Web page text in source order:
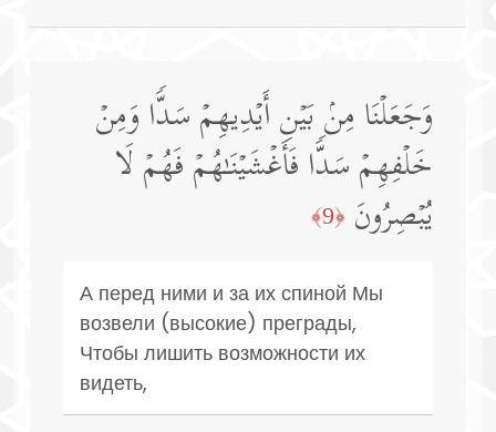
وَجَعَلۡنَا مِنۢ بَیۡنِ أَیۡدِیهِمۡ سَدࣰّا وَمِنۡ
خَلۡفِهِمۡ سَدࣰّا فَأَغۡشَیۡنَـٰهُمۡ فَهُمۡ لَا
یُبۡصِرُونَ ﴿9﴾
А перед ними и за их спиной Мы
возвели (высокие) преграды,
Чтобы лишить возможности их
видеть,